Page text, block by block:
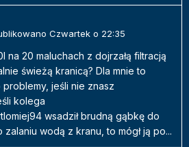
Czwartek o 22:35
na 20 maluchach z dojrzałą filtracją
świeżą kranicą? Dla mnie to
jeśli nie znasz
kolega
wsadził brudną gąbkę do
wodą z kranu, to mógł ją po...